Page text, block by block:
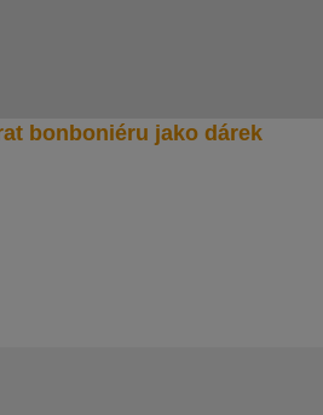
bonboniéru jako dárek